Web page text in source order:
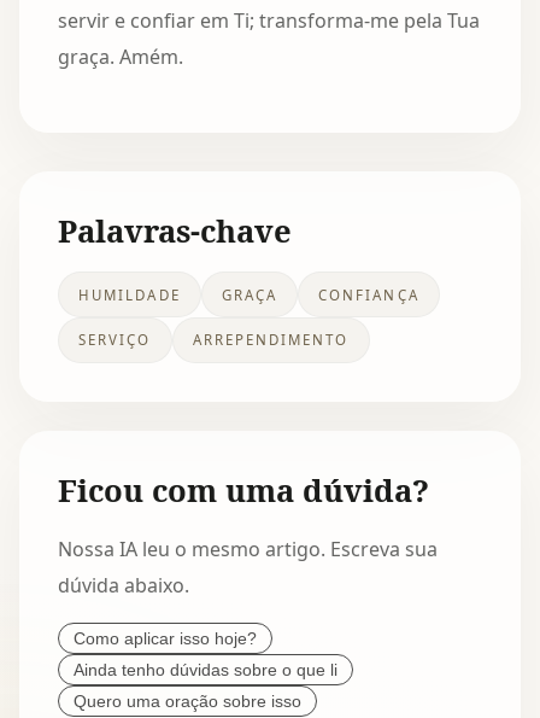
servir e confiar em Ti; transforma-me pela Tua
graça. Amém.
Palavras-chave
HUMILDADE GRAÇA CONFIANÇA
SERVIÇO ARREPENDIMENTO
Ficou com uma dúvida?
Nossa IA leu o mesmo artigo. Escreva sua
dúvida abaixo.
Como aplicar isso hoje?
Ainda tenho dúvidas sobre o que li
Quero uma oração sobre isso